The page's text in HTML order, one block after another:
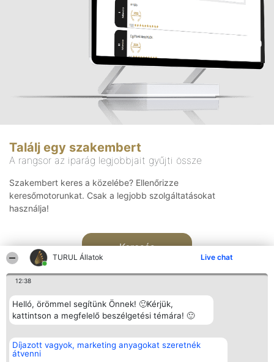
TURUL Állatok Live chat
12:38
Helló, örömmel segítünk Önnek! 🙂Kérjük,
kattintson a megfelelő beszélgetési témára! 🙂
Díjazott vagyok, marketing anyagokat szeretnék
átvenni
Találj egy szakembert
A rangsor az iparág legjobbjait gyűjti össze
Szakembert keres a közelébe? Ellenőrizze
keresőmotorunkat. Csak a legjobb szolgáltatásokat
használja!
Keresés
Rangsorszervező
SC Beautiful Company S.R.L.
Bulevardul Aleea Timișul De
Népszavazás
Nyertesek
Elérhetőség
Elérhetőség